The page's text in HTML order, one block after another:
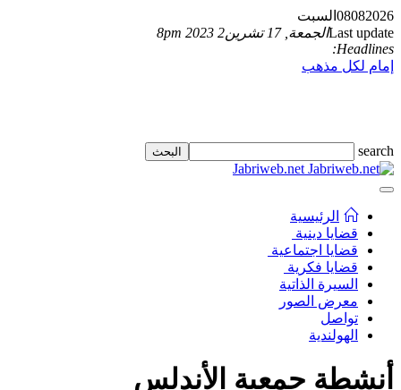
08082026
السبت
Last updateالجمعة, 17 تشرين2 2023 8pm
Headlines:
إمام لكل مذهب
search
Jabriweb.net
الرئيسية
قضايا دينية
قضايا اجتماعية
قضايا فكرية
السيرة الذاتية
معرض الصور
تواصل
الهولندية
أنشطة جمعية الأندلس